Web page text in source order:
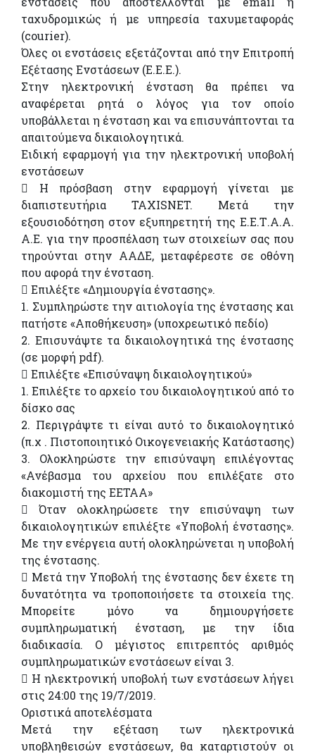
ταχυδρομικώς ή με υπηρεσία ταχυμεταφοράς
(courier).
Όλες οι ενστάσεις εξετάζονται από την Επιτροπή
Εξέτασης Ενστάσεων (Ε.Ε.Ε.).
Στην ηλεκτρονική ένσταση θα πρέπει να
αναφέρεται ρητά ο λόγος για τον οποίο
υποβάλλεται η ένσταση και να επισυνάπτονται τα
απαιτούμενα δικαιολογητικά.
Ειδική εφαρμογή για την ηλεκτρονική υποβολή
ενστάσεων
 Η πρόσβαση στην εφαρμογή γίνεται με
διαπιστευτήρια TAXISNET. Μετά την
εξουσιοδότηση στον εξυπηρετητή της Ε.Ε.Τ.Α.Α.
Α.Ε. για την προσπέλαση των στοιχείων σας που
τηρούνται στην ΑΑΔΕ, μεταφέρεστε σε οθόνη
που αφορά την ένσταση.
 Επιλέξτε «Δημιουργία ένστασης».
1. Συμπληρώστε την αιτιολογία της ένστασης και
πατήστε «Αποθήκευση» (υποχρεωτικό πεδίο)
2. Επισυνάψτε τα δικαιολογητικά της ένστασης
(σε μορφή pdf).
 Επιλέξτε «Επισύναψη δικαιολογητικού»
1. Επιλέξτε το αρχείο του δικαιολογητικού από το
δίσκο σας
2. Περιγράψτε τι είναι αυτό το δικαιολογητικό
(π.χ . Πιστοποιητικό Οικογενειακής Κατάστασης)
3. Ολοκληρώστε την επισύναψη επιλέγοντας
«Ανέβασμα του αρχείου που επιλέξατε στο
διακομιστή της ΕΕΤΑΑ»
 Όταν ολοκληρώσετε την επισύναψη των
δικαιολογητικών επιλέξτε «Υποβολή ένστασης».
Με την ενέργεια αυτή ολοκληρώνεται η υποβολή
της ένστασης.
 Μετά την Υποβολή της ένστασης δεν έχετε τη
δυνατότητα να τροποποιήσετε τα στοιχεία της.
Μπορείτε μόνο να δημιουργήσετε
συμπληρωματική ένσταση, με την ίδια
διαδικασία. Ο μέγιστος επιτρεπτός αριθμός
συμπληρωματικών ενστάσεων είναι 3.
 Η ηλεκτρονική υποβολή των ενστάσεων λήγει
στις 24:00 της 19/7/2019.
Οριστικά αποτελέσματα
Μετά την εξέταση των ηλεκτρονικά
υποβληθεισών ενστάσεων, θα καταρτιστούν οι